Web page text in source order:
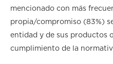
mencionado con más
propia/compromiso (83%)
entidad y de sus productos
cumplimiento de la